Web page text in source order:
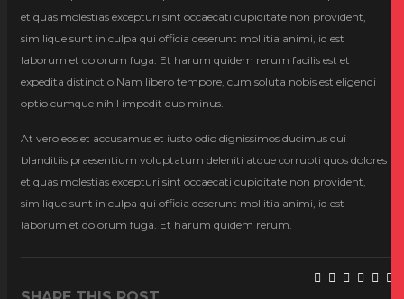
et quas molestias excepturi sint occaecati cupiditate non provident,
similique sunt in culpa qui officia deserunt mollitia animi, id est
laborum et dolorum fuga. Et harum quidem rerum facilis est et
expedita distinctio.Nam libero tempore, cum soluta nobis est eligendi
optio cumque nihil impedit quo minus.
At vero eos et accusamus et iusto odio dignissimos ducimus qui
blanditiis praesentium voluptatum deleniti atque corrupti quos dolores
et quas molestias excepturi sint occaecati cupiditate non provident,
similique sunt in culpa qui officia deserunt mollitia animi, id est
laborum et dolorum fuga. Et harum quidem rerum.